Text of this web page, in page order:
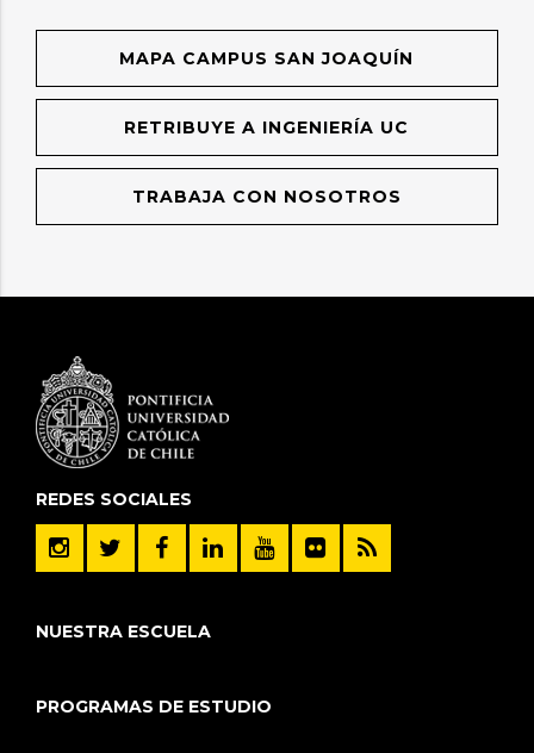
MAPA CAMPUS SAN JOAQUÍN
RETRIBUYE A INGENIERÍA UC
TRABAJA CON NOSOTROS
REDES SOCIALES
NUESTRA ESCUELA
PROGRAMAS DE ESTUDIO